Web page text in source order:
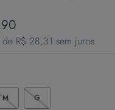
90
de R$ 28,31 sem juros
M G